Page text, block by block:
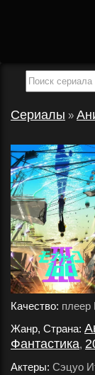
Сериалы »
Качество: плеер
Жанр, Страна:
Фантастика,
Актеры: Сэцуо